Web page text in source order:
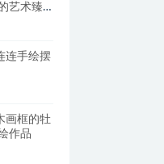
艺术臻
连手绘摆
画框的牡
作品